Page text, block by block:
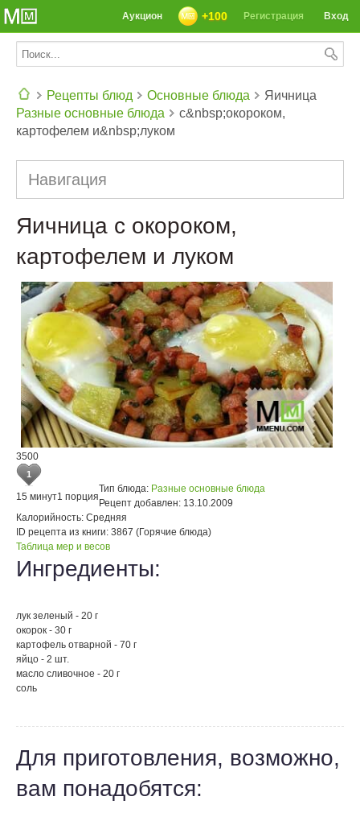
СЕГОДНЯ: 39142 РЕЦЕПТА
Вход
Регистрация
+100
Аукцион
Рецепты блюд
Основные блюда
Разные основные блюда
Яичница
с&nbsp;окороком,
картофелем и&nbsp;луком
Навигация
Яичница с окороком,
картофелем и луком
3500
1
15 минут1 порция
Тип блюда: Разные основные блюда
Рецепт добавлен: 13.10.2009
Калорийность: Средняя
ID рецепта из книги: 3867 (Горячие блюда)
Таблица мер и весов
Ингредиенты:
лук зеленый - 20 г
окорок - 30 г
картофель отварной - 70 г
яйцо - 2 шт.
масло сливочное - 20 г
соль
Для приготовления, возможно,
вам понадобятся: